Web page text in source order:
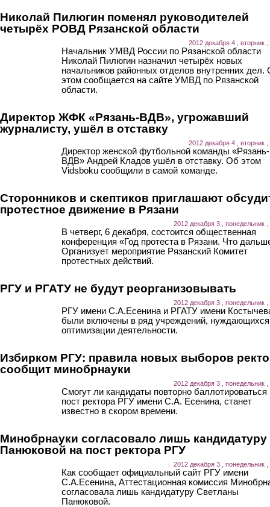
Николай Пилюгин поменял руководителей
четырёх РОВД Рязанcкой области
2012 декабря 4 , вторник ,
Начальник УМВД России по Рязанской области
Николай Пилюгин назначил четырёх новых
начальников районных отделов внутренних дел.
этом сообщается на сайте УМВД по Рязанской
области.
Директор ЖФК «Рязань-ВДВ», угрожавший
журналисту, ушёл в отставку
2012 декабря 4 , вторник ,
Директор женской футбольной команды «Рязань-
ВДВ» Андрей Кладов ушёл в отставку. Об этом
Vidsboku сообщили в самой команде.
Сторонников и скептиков приглашают
протестное движение в Рязани
2012 декабря 3 , понедельник ,
В четверг, 6 декабря, состоится общественная
конференция «Год протеста в Рязани. Что
Организует мероприятие Рязанский Комитет
протестных действий.
РГУ и РГАТУ не будут реорганизовывать
2012 декабря 3 , понедельник ,
РГУ имени С.А.Есенина и РГАТУ имени
были включены в ряд учреждений,
оптимизации деятельности.
Избирком РГУ: правила новых выборов
сообщит минобрнауки
2012 декабря 3 , понедельник ,
Смогут ли кандидаты повторно баллотироваться
пост ректора РГУ имени С.А. Есенина, станет
известно в скором времени.
Минобрнауки согласовало лишь кандидатуру
Панюковой на пост ректора РГУ
2012 декабря 3 , понедельник ,
Как сообщает официальный сайт РГУ имени
С.А.Есенина, Аттестационная комиссия
согласовала лишь кандидатуру Светланы
Панюковой.